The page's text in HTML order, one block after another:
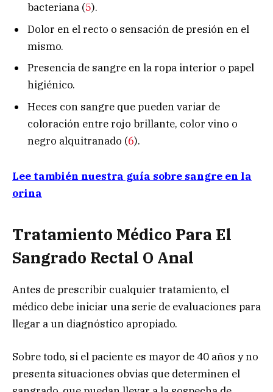
bacteriana (5).
Dolor en el recto o sensación de presión en el
mismo.
Presencia de sangre en la ropa interior o papel
higiénico.
Heces con sangre que pueden variar de
coloración entre rojo brillante, color vino o
negro alquitranado (6).
Lee también nuestra guía sobre sangre en la
orina
Tratamiento Médico Para El
Sangrado Rectal O Anal
Antes de prescribir cualquier tratamiento, el
médico debe iniciar una serie de evaluaciones para
llegar a un diagnóstico apropiado.
Sobre todo, si el paciente es mayor de 40 años y no
presenta situaciones obvias que determinen el